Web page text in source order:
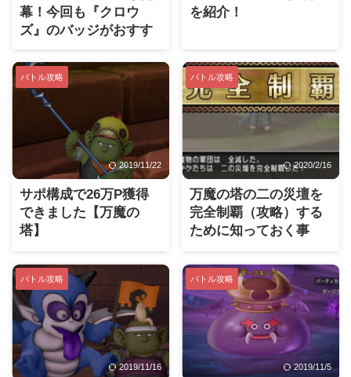
幕！今回も『クロウ
ズ』のバッジがおすす
めです！
を紹介！
バトル攻略
2019/11/22
サポ構成で26万P獲得
できました【万魔の
塔】
バトル攻略
2020/2/16
万魔の塔の二の災壇を
完全制覇（攻略）する
ために知っておく事
バトル攻略
2019/11/16
バトル攻略
2019/11/5